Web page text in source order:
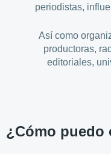
periodistas,
Así como
productoras,
editoriales,
¿Cómo puedo